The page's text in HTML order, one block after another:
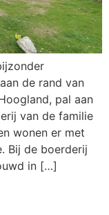
de rand van
pal aan
van de familie
wonen er met
Bij de boerderij
in […]